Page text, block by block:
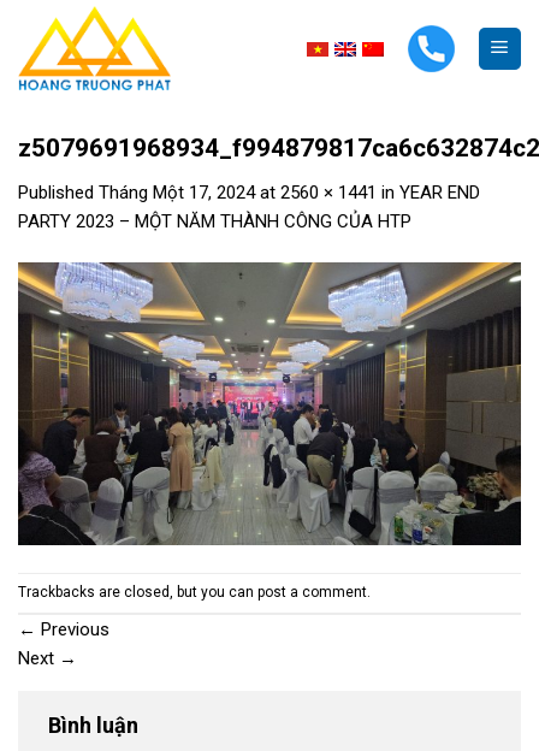
content
Published Tháng Một 17, 2024at 2560 × 1441 in YEAR END
PARTY 2023 – MỘT NĂM THÀNH CÔNG CỦA HTP
Trackbacks are closed, but you can post a comment
← Previous
Next →
Bình luận